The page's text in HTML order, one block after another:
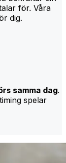
för. Våra
dig.
samma dag.
spelar